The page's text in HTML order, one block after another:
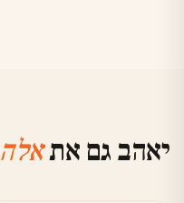
יאהב גם אתאלה